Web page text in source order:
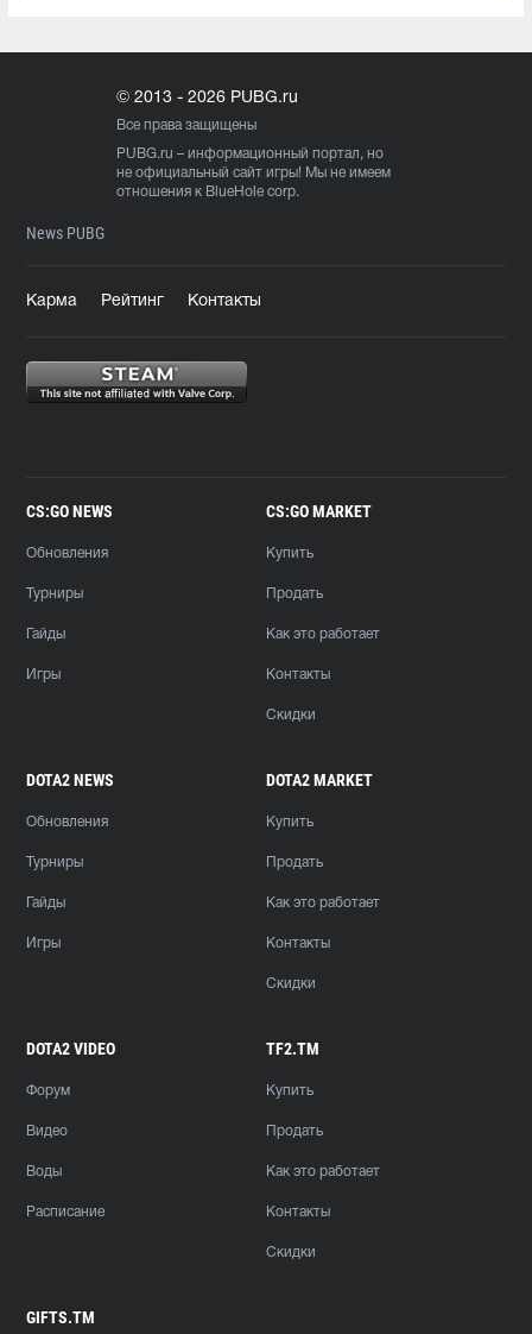
© 2013 - 2026 PUBG.ru
Все права защищены
PUBG.ru – информационный портал, но
не официальный сайт игры! Мы не имеем
отношения к BlueHole corp.
News PUBG
Карма Рейтинг Контакты
CS:GO NEWS
Обновления
Турниры
Гайды
Игры
CS:GO MARKET
Купить
Продать
Как это работает
Контакты
Скидки
DOTA2 NEWS
Обновления
Турниры
Гайды
Игры
DOTA2 MARKET
Купить
Продать
Как это работает
Контакты
Скидки
DOTA2 VIDEO
Форум
Видео
Воды
Расписание
TF2.TM
Купить
Продать
Как это работает
Контакты
Скидки
GIFTS.TM